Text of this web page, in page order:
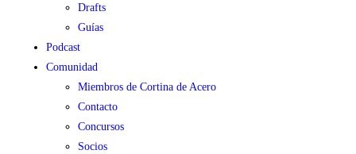
Drafts
Guías
Podcast
Comunidad
Miembros de Cortina de Acero
Contacto
Concursos
Socios